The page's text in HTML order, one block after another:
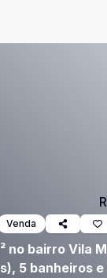
Venda
no bairro Vila
5 banheiros e